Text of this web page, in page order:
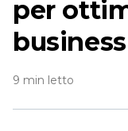
per
business
9 min letto